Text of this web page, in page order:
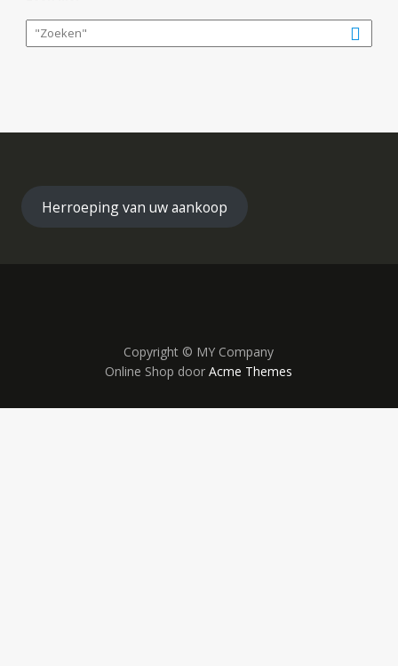
Herroeping van uw aankoop
Copyright © MY Company
Online Shop doorAcme Themes